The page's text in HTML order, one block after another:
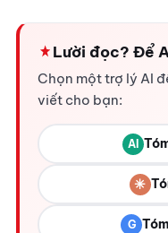
Lười đọc? Để
Chọn một trợ lý AI
viết cho bạn:
AI
✳
G